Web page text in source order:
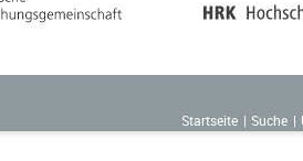
Startseite
Suche